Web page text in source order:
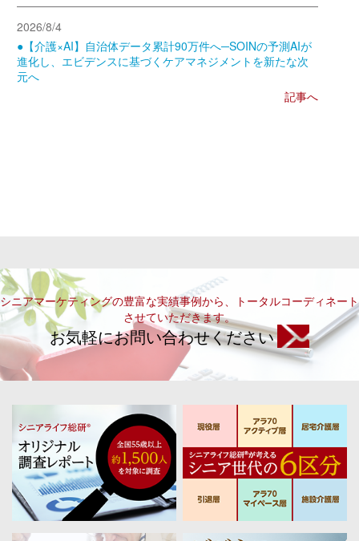
2026/8/4
●【介護×AI】自治体データ累計90万件へ─SOINの予測AIが
進化し、エビデンスに基づくケアマネジメントを新たな次
元へ
記事へ
シニアマーケティングの豊富な実績事例から、トータルコーディネート
させていただきます。
お気軽にお問い合わせください